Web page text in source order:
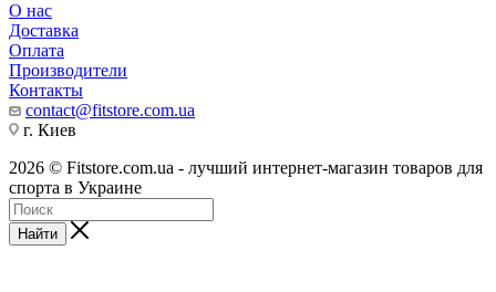
О нас
Доставка
Оплата
Производители
Контакты
contact@fitstore.com.ua
г. Киев
2026 © Fitstore.com.ua - лучший интернет-магазин товаров для
спорта в Украине
Найти